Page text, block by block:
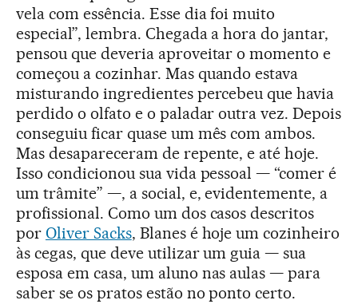
vela com essência. Esse dia foi muito
especial”, lembra. Chegada a hora do jantar,
pensou que deveria aproveitar o momento e
começou a cozinhar. Mas quando estava
misturando ingredientes percebeu que havia
perdido o olfato e o paladar outra vez. Depois
conseguiu ficar quase um mês com ambos.
Mas desapareceram de repente, e até hoje.
Isso condicionou sua vida pessoal — “comer é
um trâmite” —, a social, e, evidentemente, a
profissional. Como um dos casos descritos
por Oliver Sacks, Blanes é hoje um cozinheiro
às cegas, que deve utilizar um guia — sua
esposa em casa, um aluno nas aulas — para
saber se os pratos estão no ponto certo.